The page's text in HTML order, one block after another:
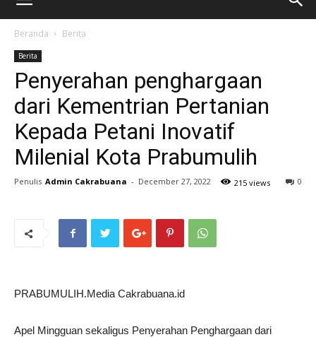
Beranda Berita
Berita
Penyerahan penghargaan
dari Kementrian Pertanian
Kepada Petani Inovatif
Milenial Kota Prabumulih
Penulis Admin Cakrabuana - December 27, 2022 0
215 views
PRABUMULIH.Media Cakrabuana.id
Apel Mingguan sekaligus Penyerahan Penghargaan dari